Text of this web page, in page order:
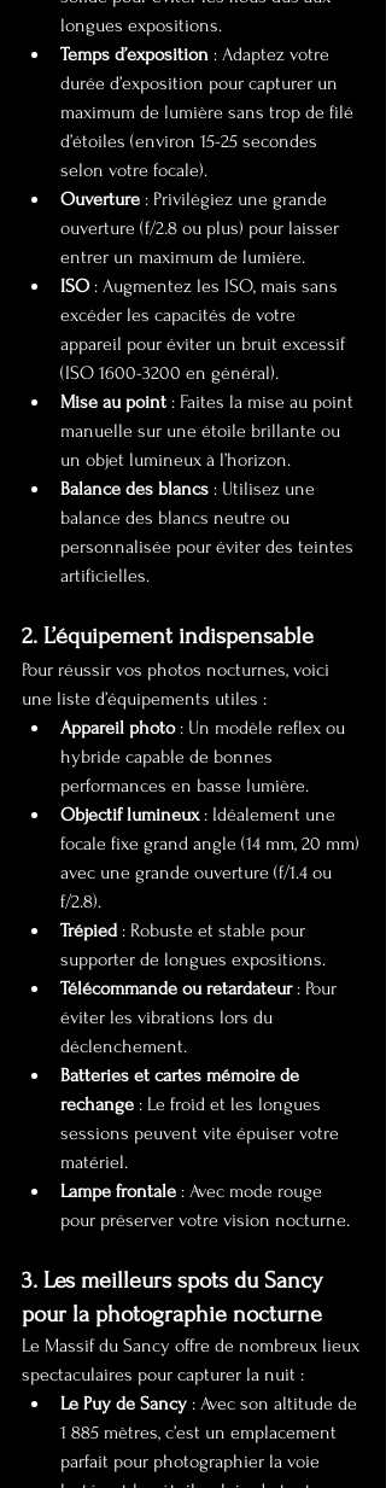
longues expositions.
Temps d’exposition : Adaptez votre
durée d’exposition pour capturer un
maximum de lumière sans trop de filé
d’étoiles (environ 15-25 secondes
selon votre focale).
Ouverture : Privilégiez une grande
ouverture (f/2.8 ou plus) pour laisser
entrer un maximum de lumière.
ISO : Augmentez les ISO, mais sans
excéder les capacités de votre
appareil pour éviter un bruit excessif
(ISO 1600-3200 en général).
Mise au point : Faites la mise au point
manuelle sur une étoile brillante ou
un objet lumineux à l’horizon.
Balance des blancs : Utilisez une
balance des blancs neutre ou
personnalisée pour éviter des teintes
artificielles.
2. L’équipement indispensable
Pour réussir vos photos nocturnes, voici
une liste d’équipements utiles :
Appareil photo : Un modèle reflex ou
hybride capable de bonnes
performances en basse lumière.
Objectif lumineux : Idéalement une
focale fixe grand angle (14 mm, 20 mm)
avec une grande ouverture (f/1.4 ou
f/2.8).
Trépied : Robuste et stable pour
supporter de longues expositions.
Télécommande ou retardateur : Pour
éviter les vibrations lors du
déclenchement.
Batteries et cartes mémoire de
rechange : Le froid et les longues
sessions peuvent vite épuiser votre
matériel.
Lampe frontale : Avec mode rouge
pour préserver votre vision nocturne.
3. Les meilleurs spots du Sancy
pour la photographie nocturne
Le Massif du Sancy offre de nombreux lieux
spectaculaires pour capturer la nuit :
Le Puy de Sancy : Avec son altitude de
1 885 mètres, c’est un emplacement
parfait pour photographier la voie